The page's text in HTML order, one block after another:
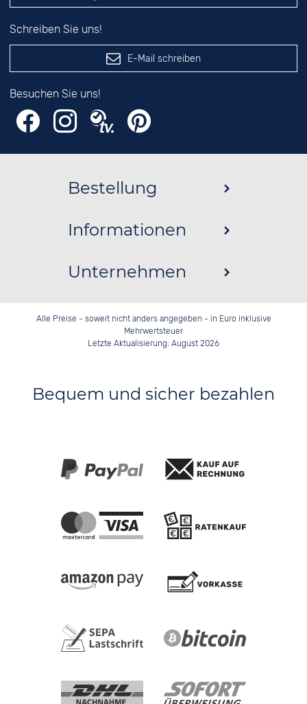
Schreiben Sie uns!
E-Mail schreiben
Besuchen Sie uns!
Bestellung
Informationen
Unternehmen
Alle Preise - soweit nicht anders angegeben - in Euro inklusive
Mehrwertsteuer
Letzte Aktualisierung: August 2026
Bequem und sicher bezahlen